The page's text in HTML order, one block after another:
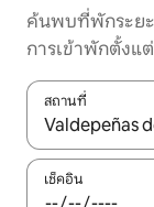
ค้นพบที่พักระย
การเข้าพักตั้งแ
สถานที่
ใช้ลูกศรขึ้นลง ห
เช็คอิน